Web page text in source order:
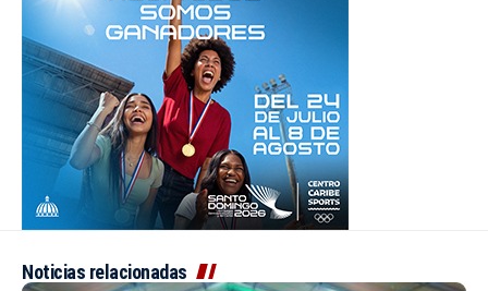
Noticias relacionadas